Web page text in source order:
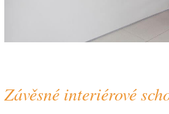
Závěsné interiérové